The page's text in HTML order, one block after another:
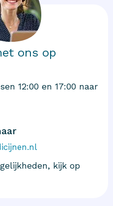
ons op
12:00 en 17:00 naar
kijk op